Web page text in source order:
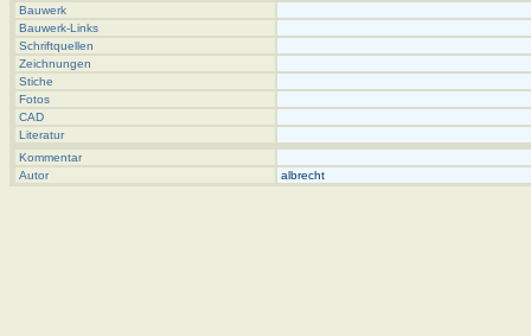
Bauwerk
Bauwerk-Links
Schriftquellen
Zeichnungen
Stiche
Fotos
CAD
Literatur
Kommentar
Autor
albrecht